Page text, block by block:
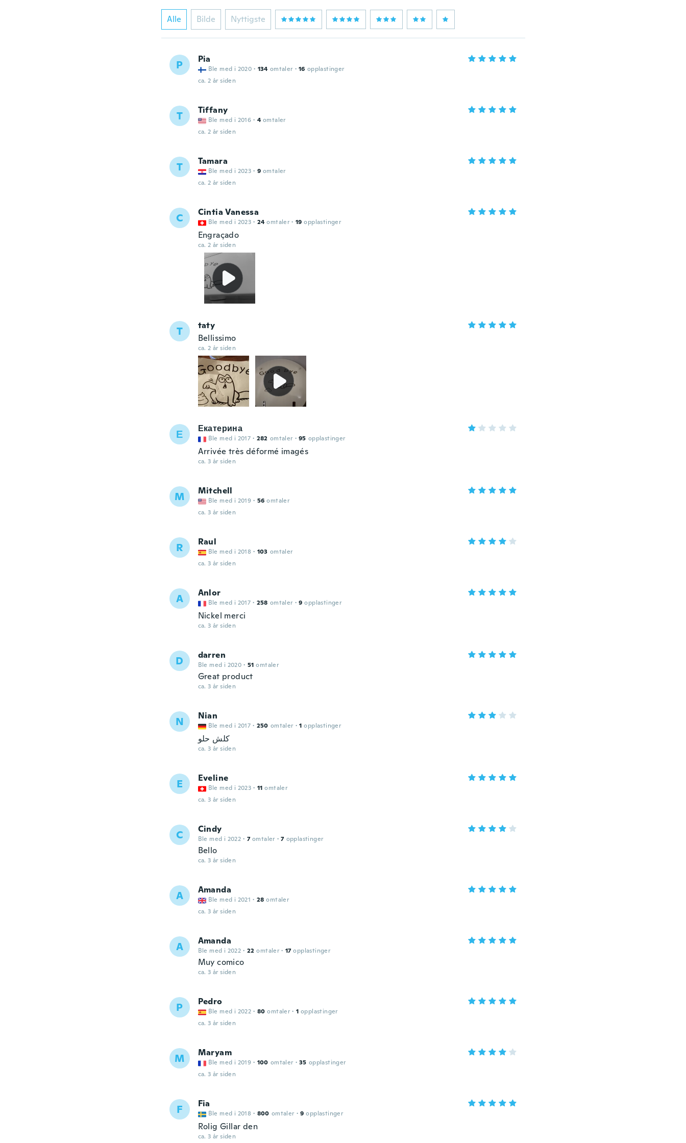
Alle Bilde Nyttigste
P Pia
Ble med i 2020 · 134 omtaler · 16 opplastinger
ca. 2 år siden
T Tiffany
Ble med i 2016 · 4 omtaler
ca. 2 år siden
T Tamara
Ble med i 2023 · 9 omtaler
ca. 2 år siden
C Cintia Vanessa
Ble med i 2023 · 24 omtaler · 19 opplastinger
Engraçado
ca. 2 år siden
T
taty
Bellissimo
ca. 2 år siden
Е Екатерина
Ble med i 2017 · 282 omtaler · 95 opplastinger
Arrivée très déformé imagés
ca. 3 år siden
M Mitchell
Ble med i 2019 · 56 omtaler
ca. 3 år siden
R Raul
Ble med i 2018 · 103 omtaler
ca. 3 år siden
A Anlor
Ble med i 2017 · 258 omtaler · 9 opplastinger
Nickel merci
ca. 3 år siden
D darren
Ble med i 2020 · 51 omtaler
Great product
ca. 3 år siden
N Nian
Ble med i 2017 · 250 omtaler · 1 opplastinger
كلش حلو
ca. 3 år siden
E Eveline
Ble med i 2023 · 11 omtaler
ca. 3 år siden
C Cindy
Ble med i 2022 · 7 omtaler · 7 opplastinger
Bello
ca. 3 år siden
A Amanda
Ble med i 2021 · 28 omtaler
ca. 3 år siden
A Amanda
Ble med i 2022 · 22 omtaler · 17 opplastinger
Muy comico
ca. 3 år siden
P Pedro
Ble med i 2022 · 80 omtaler · 1 opplastinger
ca. 3 år siden
M Maryam
Ble med i 2019 · 100 omtaler · 35 opplastinger
ca. 3 år siden
F Fia
Ble med i 2018 · 800 omtaler · 9 opplastinger
Rolig Gillar den
ca. 3 år siden